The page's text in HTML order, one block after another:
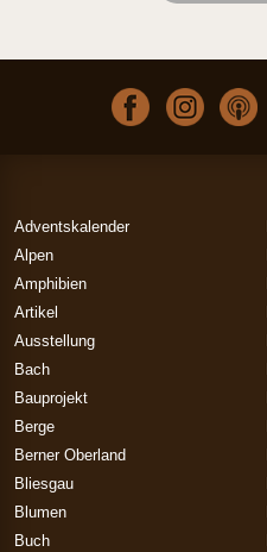
Adventskalender
Alpen
Amphibien
Artikel
Ausstellung
Bach
Bauprojekt
Berge
Berner Oberland
Bliesgau
Blumen
Buch